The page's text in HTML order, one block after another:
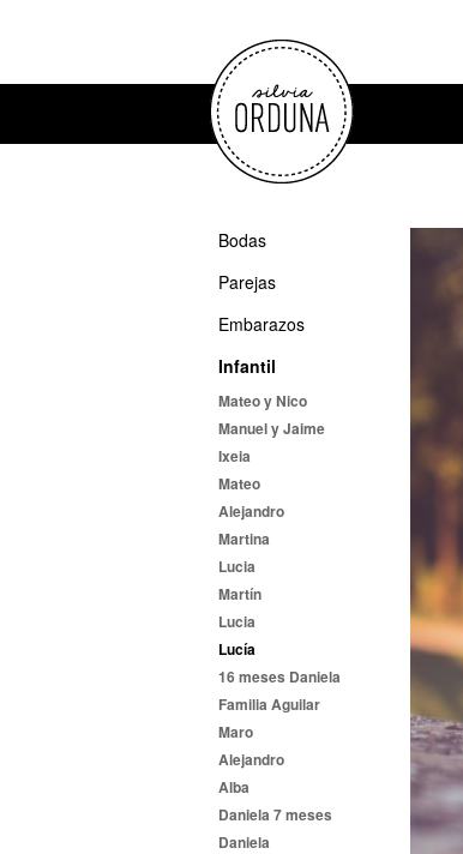
Bodas
Parejas
Embarazos
Infantil
Mateo y Nico
Manuel y Jaime
Ixeia
Mateo
Alejandro
Martina
Lucia
Martín
Lucia
Lucía
16 meses Daniela
Familia Aguilar
Maro
Alejandro
Alba
Daniela 7 meses
Daniela